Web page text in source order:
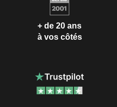
+ de 20 ans
à vos côtés